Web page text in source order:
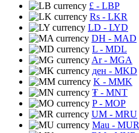
£ - LBP
Rs - LKR
LD - LYD
DH - MAD
L - MDL
Ar- MGA
ден - MKD
K - MMK
₮ - MNT
P- MOP
UM - MRU
Mau - MUR